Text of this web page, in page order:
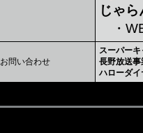
じゃ
・
お問い合わせ
スーパー
長野放送事
ハローダイ